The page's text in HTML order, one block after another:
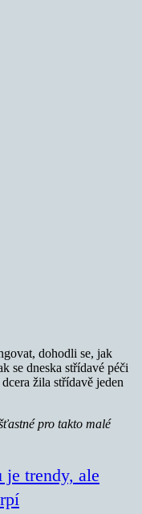
dohodli se, jak
se dneska střídavé péči
žila střídavě jeden
pro takto malé
je trendy, ale